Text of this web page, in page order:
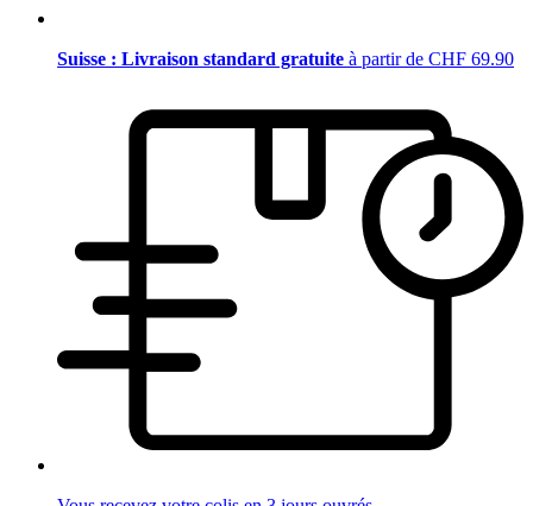
Suisse : Livraison standard gratuite à partir de CHF 69.90